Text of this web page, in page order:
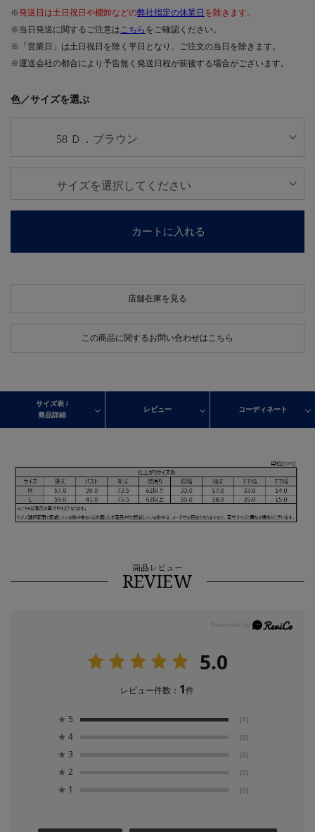
※発送日は土日祝日や棚卸などの弊社指定の休業日 を除きます。
※当日発送に関するご注意はこちら をご確認ください。
※「営業日」は土日祝日を除く平日となり、ご注文の当日を除きます。
※運送会社の都合により予告無く発送日程が前後する場合がございます。
色／サイズを選ぶ
カートに入れる
店舗在庫を見る
この商品に関するお問い合わせはこちら
サイズ表 /
商品詳細
レビュー コーディネート
商品レビュー
REVIEW
5.0
レビュー件数： 1件
★ 5 (1)
★ 4 (0)
★ 3 (0)
★ 2 (0)
★ 1 (0)